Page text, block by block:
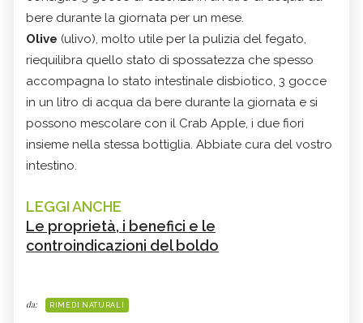
bere durante la giornata per un mese.
Olive (ulivo), molto utile per la pulizia del fegato,
riequilibra quello stato di spossatezza che spesso
accompagna lo stato intestinale disbiotico, 3 gocce
in un litro di acqua da bere durante la giornata e si
possono mescolare con il Crab Apple, i due fiori
insieme nella stessa bottiglia. Abbiate cura del vostro
intestino.
LEGGI ANCHE
Le proprietà, i benefici e le
controindicazioni del boldo
da: RIMEDI NATURALI